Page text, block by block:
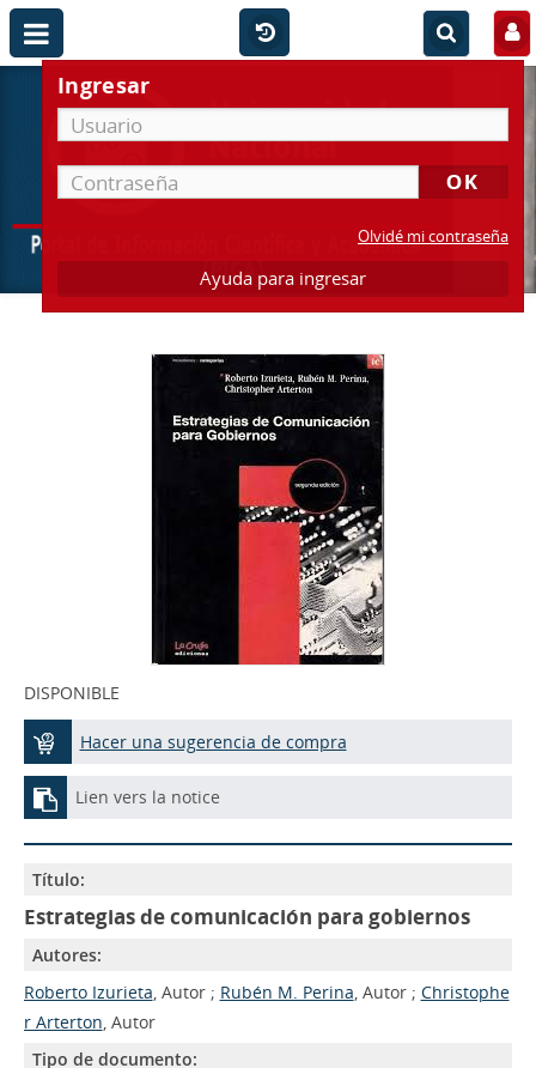
Ingresar
Olvidé mi contraseña
Ayuda para ingresar
DISPONIBLE
Hacer una sugerencia de compra
Lien vers la notice
Título:
Estrategias de comunicación para gobiernos
Autores:
Roberto Izurieta, Autor ; Rubén M. Perina, Autor ; Christophe
r Arterton, Autor
Tipo de documento: